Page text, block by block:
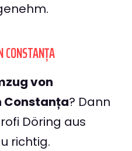
von
Constanța? Dann
Döring aus
richtig.